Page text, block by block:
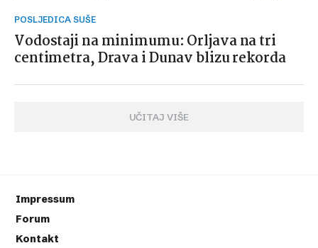
POSLJEDICA SUŠE
Vodostaji na minimumu: Orljava na tri
centimetra, Drava i Dunav blizu rekorda
UČITAJ VIŠE
Impressum
Forum
Kontakt